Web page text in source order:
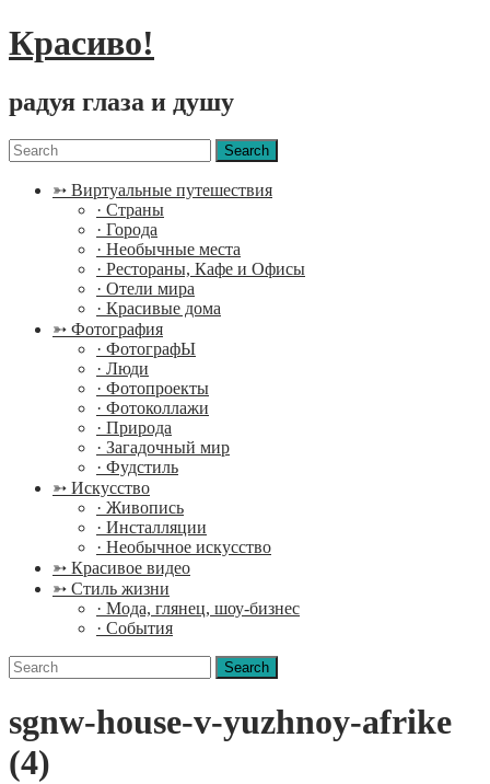
Красиво!
радуя глаза и душу
Menu
Search
for:
➳ Виртуальные путешествия
· Страны
· Города
· Необычные места
· Рестораны, Кафе и Офисы
· Отели мира
· Красивые дома
➳ Фотография
· ФотографЫ
· Люди
· Фотопроекты
· Фотоколлажи
· Природа
· Загадочный мир
· Фудстиль
➳ Искусство
· Живопись
· Инсталляции
· Необычное искусство
➳ Красивое видео
➳ Стиль жизни
· Мода, глянец, шоу-бизнес
· События
Search
for:
sgnw-house-v-yuzhnoy-afrike
(4)